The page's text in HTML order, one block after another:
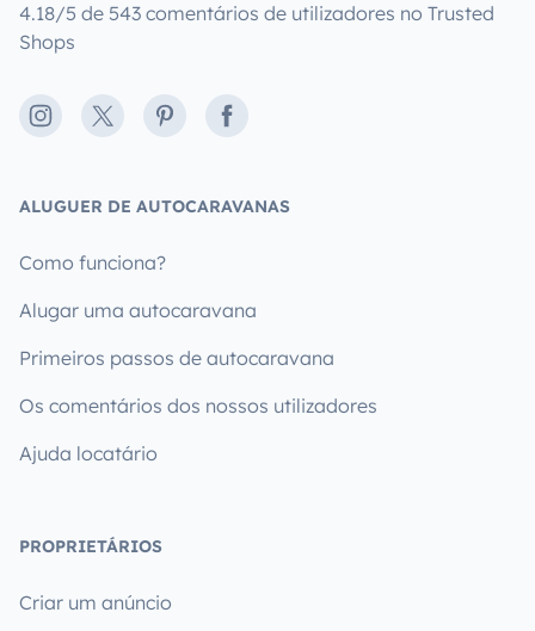
4.18/5 de 543 comentários de utilizadores no Trusted
Shops
Instagram
X PinterestFacebook
ALUGUER DE AUTOCARAVANAS
Como funciona?
Alugar uma autocaravana
Primeiros passos de autocaravana
Os comentários dos nossos utilizadores
Ajuda locatário
PROPRIETÁRIOS
Criar um anúncio